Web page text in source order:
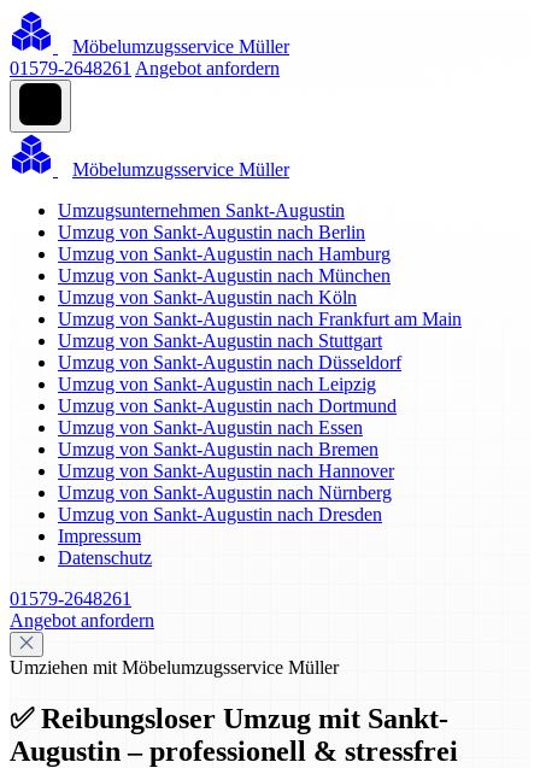
Möbelumzugsservice Müller
01579-2648261 Angebot anfordern
Möbelumzugsservice Müller
Umzugsunternehmen Sankt-Augustin
Umzug von Sankt-Augustin nach Berlin
Umzug von Sankt-Augustin nach Hamburg
Umzug von Sankt-Augustin nach München
Umzug von Sankt-Augustin nach Köln
Umzug von Sankt-Augustin nach Frankfurt am Main
Umzug von Sankt-Augustin nach Stuttgart
Umzug von Sankt-Augustin nach Düsseldorf
Umzug von Sankt-Augustin nach Leipzig
Umzug von Sankt-Augustin nach Dortmund
Umzug von Sankt-Augustin nach Essen
Umzug von Sankt-Augustin nach Bremen
Umzug von Sankt-Augustin nach Hannover
Umzug von Sankt-Augustin nach Nürnberg
Umzug von Sankt-Augustin nach Dresden
Impressum
Datenschutz
01579-2648261
Angebot anfordern
Umziehen mit Möbelumzugsservice Müller
✅ Reibungsloser Umzug mit Sankt-
Augustin – professionell & stressfrei